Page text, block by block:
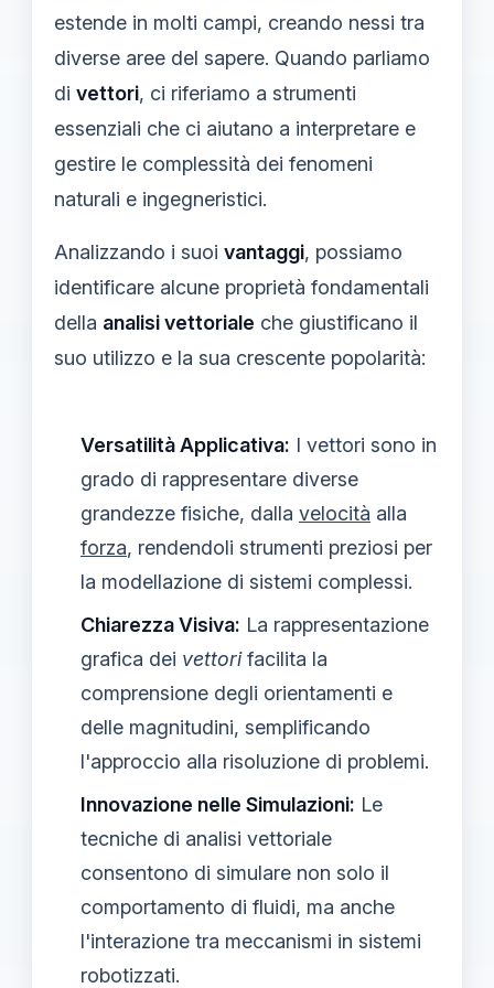
estende in molti campi, creando nessi tra
diverse aree del sapere. Quando parliamo
di vettori, ci riferiamo a strumenti
essenziali che ci aiutano a interpretare e
gestire le complessità dei fenomeni
naturali e ingegneristici.
Analizzando i suoi vantaggi, possiamo
identificare alcune proprietà fondamentali
della analisi vettoriale che giustificano il
suo utilizzo e la sua crescente popolarità:
Versatilità Applicativa: I vettori sono in
grado di rappresentare diverse
grandezze fisiche, dalla velocità alla
forza, rendendoli strumenti preziosi per
la modellazione di sistemi complessi.
Chiarezza Visiva: La rappresentazione
grafica dei vettorifacilita la
comprensione degli orientamenti e
delle magnitudini, semplificando
l'approccio alla risoluzione di problemi.
Innovazione nelle Simulazioni: Le
tecniche di analisi vettoriale
consentono di simulare non solo il
comportamento di fluidi, ma anche
l'interazione tra meccanismi in sistemi
robotizzati.